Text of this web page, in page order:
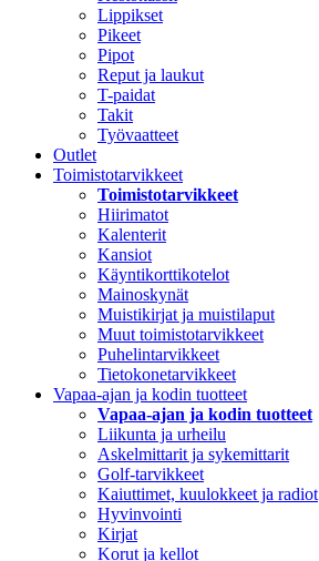
Lippikset
Pikeet
Pipot
Reput ja laukut
T-paidat
Takit
Työvaatteet
Outlet
Toimistotarvikkeet
Toimistotarvikkeet
Hiirimatot
Kalenterit
Kansiot
Käyntikorttikotelot
Mainoskynät
Muistikirjat ja muistilaput
Muut toimistotarvikkeet
Puhelintarvikkeet
Tietokonetarvikkeet
Vapaa-ajan ja kodin tuotteet
Vapaa-ajan ja kodin tuotteet
Liikunta ja urheilu
Askelmittarit ja sykemittarit
Golf-tarvikkeet
Kaiuttimet, kuulokkeet ja radiot
Hyvinvointi
Kirjat
Korut ja kellot